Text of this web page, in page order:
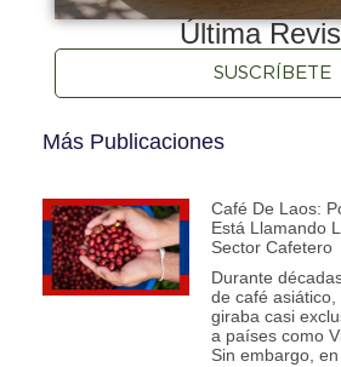
Última
SUSCRÍBETE
Más Publicaciones
Café De Laos:
Está Llamando
Sector Cafetero
Durante
de café
giraba casi
a países como
Sin embargo,